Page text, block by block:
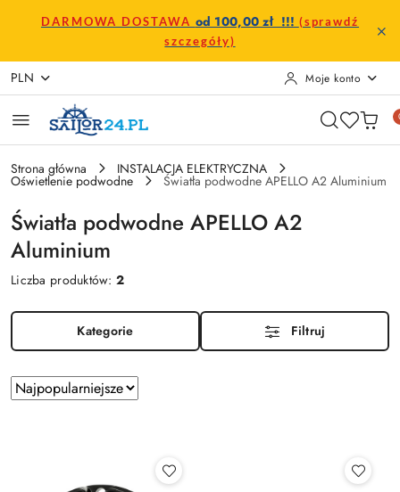
Przejdź do treści głównej
Przejdź do wyszukiwarki
Przejdź do moje konto
Przejdź do menu głównego
Przejdź do stopki
DARMOWA DOSTAWA od 100,00 zł !!! (sprawdź
szczegóły)
PLN Moje konto
Strona główna INSTALACJA ELEKTRYCZNA
Oświetlenie podwodne Światła podwodne APELLO A2 Aluminium
Światła podwodne APELLO A2
Aluminium
Liczba produktów:2
Kategorie Filtruj
Zastosowano
sortowanie:
Sortuj
według